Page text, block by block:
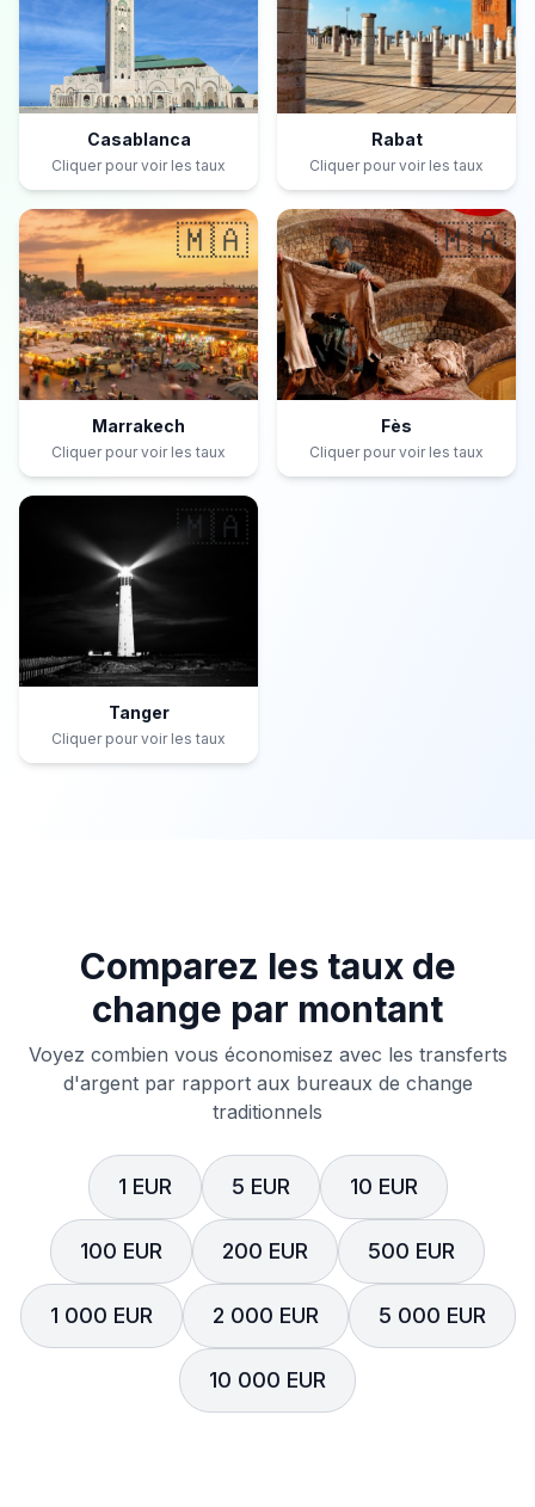
Casablanca
Cliquer pour voir les taux
Rabat
Cliquer pour voir les taux
🇲🇦
Marrakech
Cliquer pour voir les taux
🇲🇦
Fès
Cliquer pour voir les taux
🇲🇦
Tanger
Cliquer pour voir les taux
Comparez les taux de
change par montant
Voyez combien vous économisez avec les transferts
d'argent par rapport aux bureaux de change
traditionnels
1 EUR 5 EUR 10 EUR
100 EUR 200 EUR 500 EUR
1 000 EUR 2 000 EUR 5 000 EUR
10 000 EUR